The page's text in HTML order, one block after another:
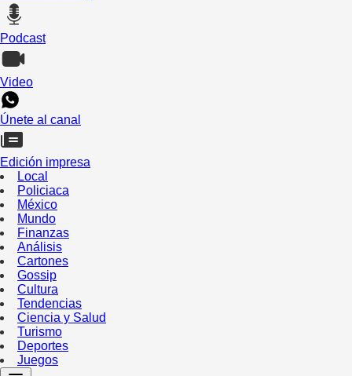
Podcast
Video
Únete al canal
Edición impresa
Local
Policiaca
México
Mundo
Finanzas
Análisis
Cartones
Gossip
Cultura
Tendencias
Ciencia y Salud
Turismo
Deportes
Juegos